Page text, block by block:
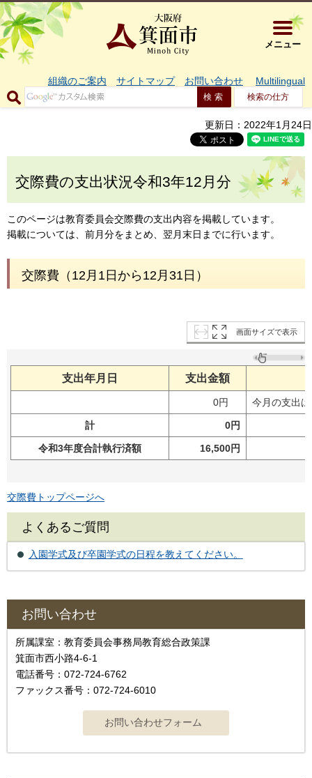
大阪府箕
メニュー
組織のご案内 サイトマップ お問い合わせ Multilingual
検索の仕方
更新日：2022年1月24日
交際費の支出状況令和3年12月分
このページは教育委員会交際費の支出内容を掲載しています。
掲載については、前月分をまとめ、翌月末日までに行います。
交際費（12月1日から12月31日）
画面サイズで表示
支出年月日 支出金額
0円 今月の支出
計 0円
令和3年度合計執行済額 16,500円
交際費トップページへ
よくあるご質問
入園学式及び卒園学式の日程を教えてください。
お問い合わせ
所属課室：教育委員会事務局教育総合政策課
箕面市西小路4‐6‐1
電話番号：072-724-6762
ファックス番号：072-724-6010